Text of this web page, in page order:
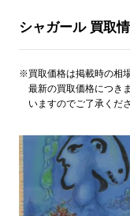
シャガール 買取
※買取価格は掲載時の相
最新の買取価格につき
いますのでご了承くださ